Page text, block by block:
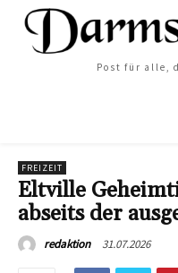
Post für alle,
FREIZEIT
Eltville
abseits der
redaktion 31.07.2026